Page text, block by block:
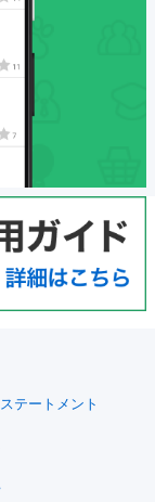
テートメント